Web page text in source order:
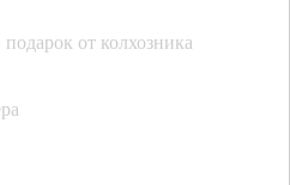
от колхозника